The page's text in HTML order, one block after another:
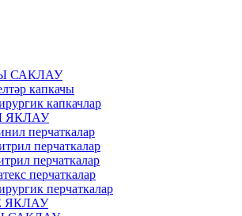
САКЛАУ
капкачы
капкачлар
ЯКЛАУ
перчаткалар
перчаткалар
перчаткалар
перчаткалар
перчаткалар
ЯКЛАУ